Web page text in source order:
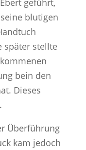
blutigen
später stellte
bein den
Dieses
Überführung
kam jedoch